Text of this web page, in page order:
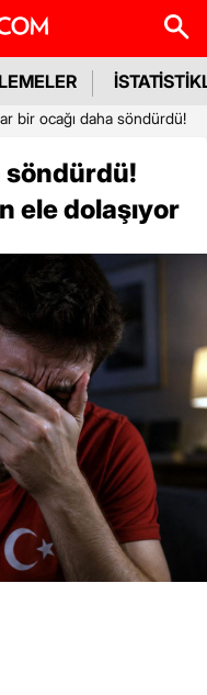
bir ocağı daha söndürdü!
söndürdü!
ele dolaşıyor